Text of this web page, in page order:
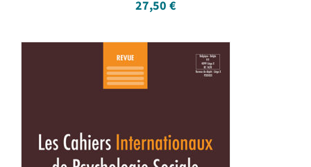
27,50 €